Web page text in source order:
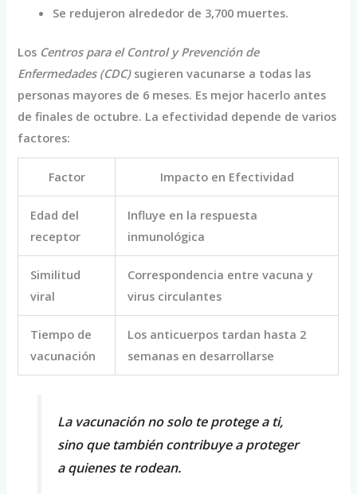
Se redujeron alrededor de 3,700 muertes.
Los Centros para el Control y Prevención de
Enfermedades (CDC)sugieren vacunarse a todas las
personas mayores de 6 meses. Es mejor hacerlo antes
de finales de octubre. La efectividad depende de varios
factores:
Factor Impacto en Efectividad
Edad del
receptor
Influye en la respuesta
inmunológica
Similitud
viral
Correspondencia entre vacuna y
virus circulantes
Tiempo de
vacunación
Los anticuerpos tardan hasta 2
semanas en desarrollarse
La vacunación no solo te protege a ti,
sino que también contribuye a proteger
a quienes te rodean.